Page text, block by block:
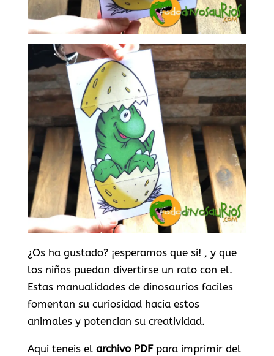
¿Os ha gustado? ¡esperamos que si! , y que
los niños puedan divertirse un rato con el.
Estas manualidades de dinosaurios faciles
fomentan su curiosidad hacia estos
animales y potencian su creatividad.
Aqui teneis el archivo PDFpara imprimir del